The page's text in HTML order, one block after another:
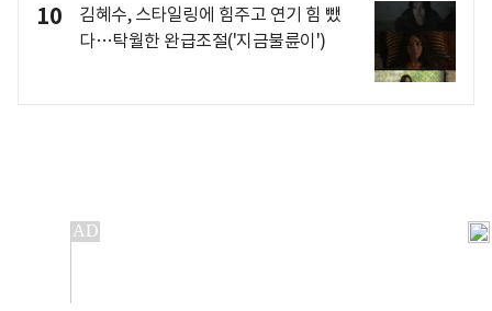
10
김혜수, 스타일링에 힘주고 연기 힘 뺐
다…탁월한 완급조절('지금불륜이')